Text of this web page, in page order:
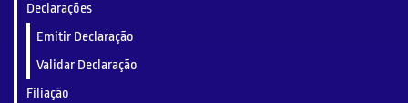
Declarações
Emitir Declaração
Validar Declaração
Filiação